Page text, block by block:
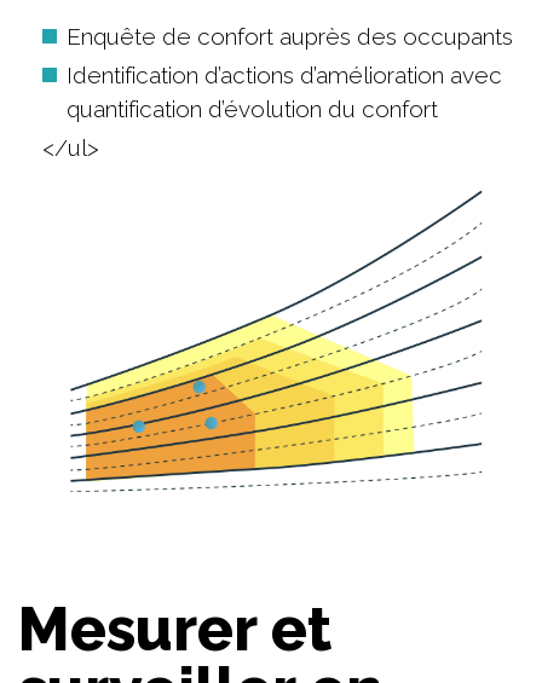
Enquête de confort auprès des occupants
Identification d’actions d’amélioration avec
quantification d’évolution du confort
</ul>
Mesurer et